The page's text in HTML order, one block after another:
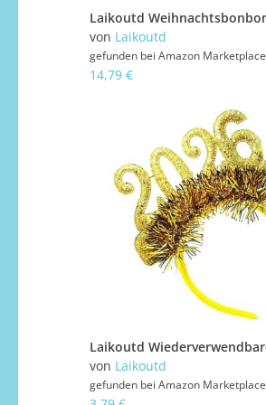
von Laikoutd
gefunden bei Amazon Marketplace
14,79 €
von Laikoutd
gefunden bei Amazon Marketplace